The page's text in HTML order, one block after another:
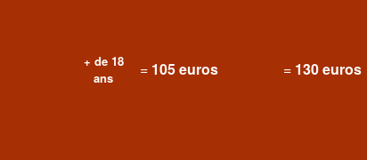
+ de 18
ans
= 105 euros = 130 euros